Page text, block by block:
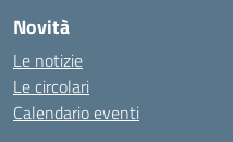
Novità
Le notizie
Le circolari
Calendario eventi